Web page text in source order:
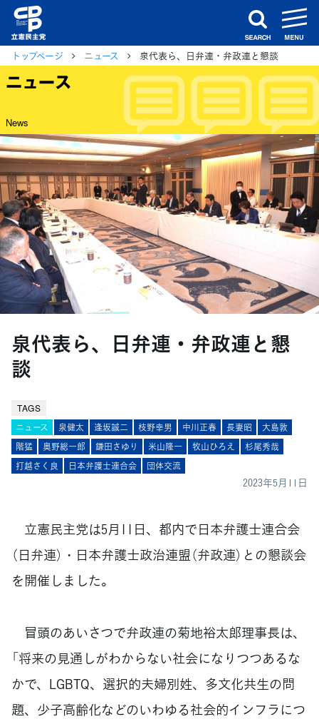
search
トップページ ニュース 泉代表ら、日弁連・弁政連と懇談
ニュース
News
泉代表ら、日弁連・弁政連と懇
談
TAGS
ニュース 泉健太 逢󠄀坂誠二 枝野幸男 中川正春 長妻昭
大島敦
階猛
奥野総一郎 鎌田さゆり 米山隆一 牧山ひろえ
杉尾秀哉
打越さく良
日本弁護士連合会 団体交流
2023年5月11日
立憲民主党は5月11日、都内で日本弁護士連合会
（日弁連）・日本弁護士政治連盟（弁政連）との懇談会
を開催しました。
冒頭のあいさつで弁政連の菊地裕太郎理事長は、
「将来の見通しがわからない社会になりつつあるな
かで、LGBTQ、選択的夫婦別姓、多文化共生の問
題、少子高齢化などのいわゆる社会的インフラにつ